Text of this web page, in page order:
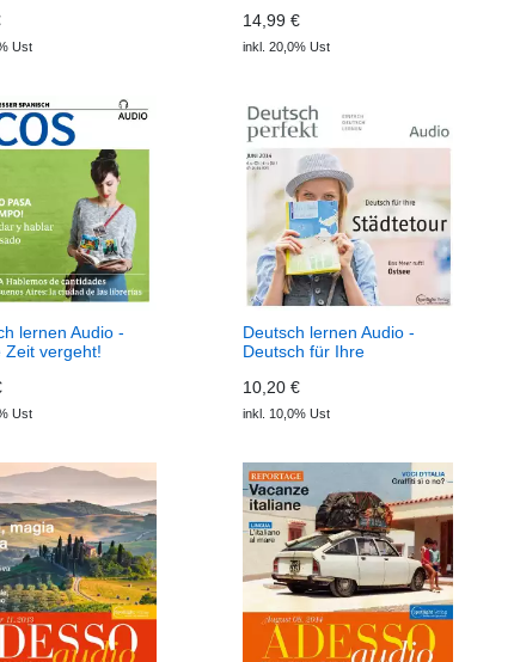
Ust
14,99 €
inkl. 20,0% Ust
lernen Audio -
Zeit vergeht!
Ust
Deutsch lernen Audio -
Deutsch für Ihre
Deutsch perfekt Audio
10,20 €
inkl. 10,0% Ust